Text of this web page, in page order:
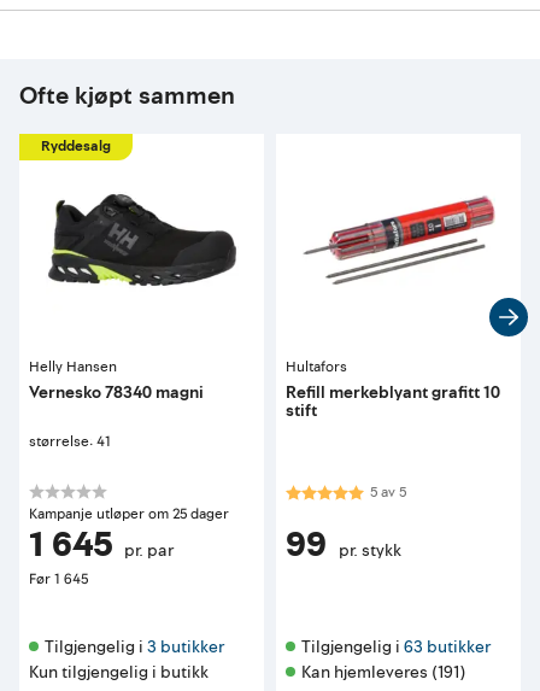
Ofte kjøpt sammen
Ryddesalg
Helly Hansen
Vernesko 78340 magni
størrelse: 41
Kampanje utløper om 25 dager
1 645 pr. par
Før1 645
Tilgjengelig i 3 butikker
Kun tilgjengelig i butikk
Hultafors
Refill merkeblyant grafitt 10
stift
Karakter:5.0 av 5 mulige
5av5
99 pr. stykk
Tilgjengelig i 63 butikker
Kan hjemleveres (191)